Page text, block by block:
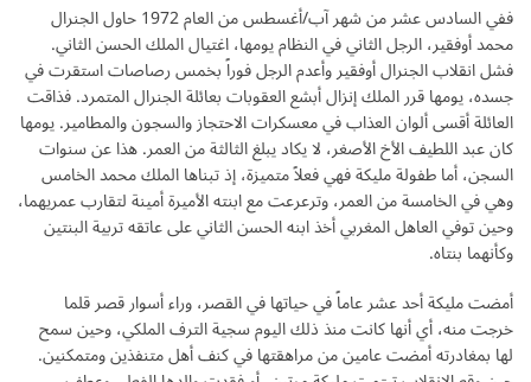
ففي السادس عشر من شهر آب/أغسطس من العام 1972 حاول الجنرال
محمد أوفقير، الرجل الثاني في النظام يومها، اغتيال الملك الحسن الثاني.
فشل انقلاب الجنرال أوفقير وأعدم الرجل فوراً بخمس رصاصات استقرت في
جسده، يومها قرر الملك إنزال أبشع العقوبات بعائلة الجنرال المتمرد. فذاقت
العائلة أقسى ألوان العذاب في معسكرات الاحتجاز والسجون والمطامير. يومها
كان عبد اللطيف الأخ الأصغر، لا يكاد يبلغ الثالثة من العمر. هذا عن سنوات
السجن، أما طفولة مليكة فهي فعلاً متميزة، إذ تبناها الملك محمد الخامس
وهي في الخامسة من العمر، وترعرعت مع ابنته الأميرة أمينة لتقارب عمريهما،
وحين توفي العاهل المغربي أخذ ابنه الحسن الثاني على عاتقه تربية البنتين
وكأنهما بنتاه.
أمضت مليكة أحد عشر عاماً في حياتها في القصر، وراء أسوار قصر قلما
خرجت منه، أي أنها كانت منذ ذلك اليوم سجية الترف الملكي، وحين سمح
لها بمغادرته أمضت عامين من مراهقتها في كنف أهل متنفذين ومتمكنين.